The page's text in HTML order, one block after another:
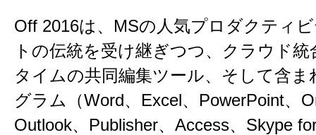
Off 2016は、MSの人気プロダクティ
トの伝統を受け継ぎつつ、クラウド
タイムの共同編集ツール、そして含ま
グラム（Word、Excel、PowerPoint、
Outlook、Publisher、Access、Skype